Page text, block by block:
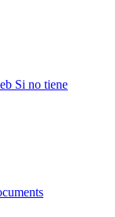
Si no tiene